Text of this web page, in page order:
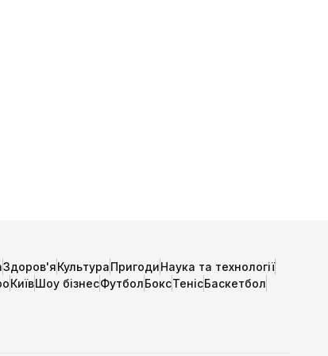
Здоров'яКультураПригодиНаука та технології
КиївШоу бізнесФутболБоксТенісБаскетбол